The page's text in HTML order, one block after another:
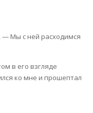
Мы с ней расходимся
в его взгляде
ко мне и прошептал